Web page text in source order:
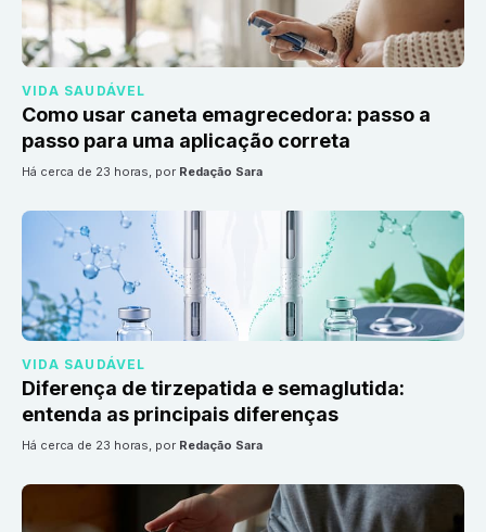
VIDA SAUDÁVEL
Como usar caneta emagrecedora: passo a
passo para uma aplicação correta
há cerca de 23 horas, por Redação Sara
VIDA SAUDÁVEL
Diferença de tirzepatida e semaglutida:
entenda as principais diferenças
há cerca de 23 horas, por Redação Sara